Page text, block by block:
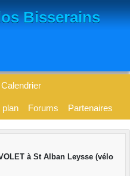
Bisserains
Calendrier
plan Forums Partenaires
à St Alban Leysse (vélo